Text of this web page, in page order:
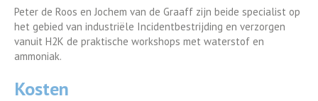
Peter de Roos en Jochem van de Graaff zijn beide specialist op
het gebied van industriële Incidentbestrijding en verzorgen
vanuit H2K de praktische workshops met waterstof en
ammoniak.
Kosten